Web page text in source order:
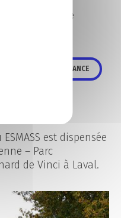
du service,
et pragmatique
du réseau CCI FRANCE
LAVAL
est dispensée
– Parc
de Vinci à Laval.